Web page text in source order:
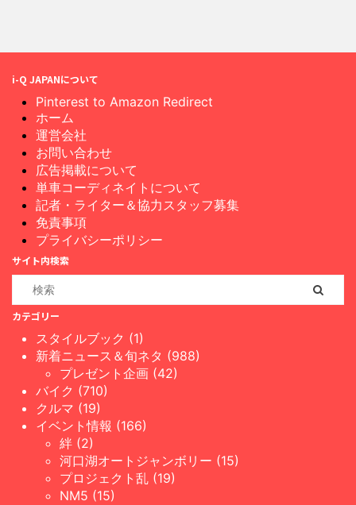
i-Q JAPANについて
Pinterest to Amazon Redirect
ホーム
運営会社
お問い合わせ
広告掲載について
単車コーディネイトについて
記者・ライター＆協力スタッフ募集
免責事項
プライバシーポリシー
サイト内検索
カテゴリー
スタイルブック (1)
新着ニュース＆旬ネタ (988)
プレゼント企画 (42)
バイク (710)
クルマ (19)
イベント情報 (166)
絆 (2)
河口湖オートジャンボリー (15)
プロジェクト乱 (19)
NM5 (15)